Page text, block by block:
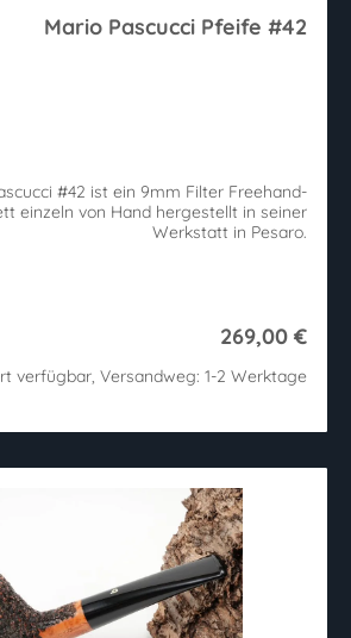
Mario Pascucci Pfeife #42
#42 ist ein 9mm Filter Freehand-
einzeln von Hand hergestellt in seiner
Werkstatt in Pesaro.
269,00 €
verfügbar, Versandweg: 1-2 Werktage